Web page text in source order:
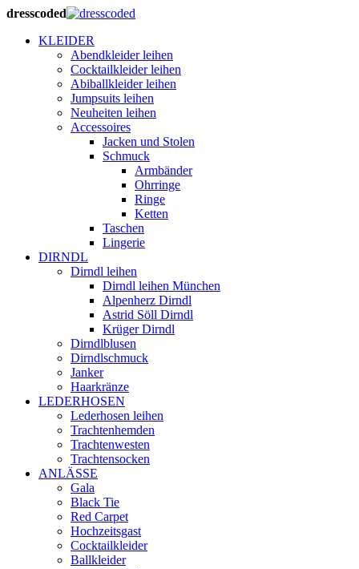
dresscoded
KLEIDER
Abendkleider leihen
Cocktailkleider leihen
Abiballkleider leihen
Jumpsuits leihen
Neuheiten leihen
Accessoires
Jacken und Stolen
Schmuck
Armbänder
Ohrringe
Ringe
Ketten
Taschen
Lingerie
DIRNDL
Dirndl leihen
Dirndl leihen München
Alpenherz Dirndl
Astrid Söll Dirndl
Krüger Dirndl
Dirndlblusen
Dirndlschmuck
Janker
Haarkränze
LEDERHOSEN
Lederhosen leihen
Trachtenhemden
Trachtenwesten
Trachtensocken
ANLÄSSE
Gala
Black Tie
Red Carpet
Hochzeitsgast
Cocktailkleider
Ballkleider